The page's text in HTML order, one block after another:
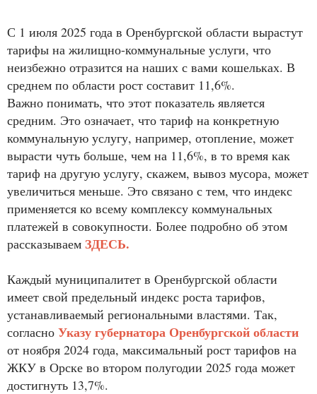
С 1 июля 2025 года в Оренбургской области вырастут
тарифы на жилищно-коммунальные услуги, что
неизбежно отразится на наших с вами кошельках. В
среднем по области рост составит 11,6%.
Важно понимать, что этот показатель является
средним. Это означает, что тариф на конкретную
коммунальную услугу, например, отопление, может
вырасти чуть больше, чем на 11,6%, в то время как
тариф на другую услугу, скажем, вывоз мусора, может
увеличиться меньше. Это связано с тем, что индекс
применяется ко всему комплексу коммунальных
платежей в совокупности. Более подробно об этом
рассказываем ЗДЕСЬ.
Каждый муниципалитет в Оренбургской области
имеет свой предельный индекс роста тарифов,
устанавливаемый региональными властями. Так,
согласно Указу губернатора Оренбургской области
от ноября 2024 года, максимальный рост тарифов на
ЖКУ в Орске во втором полугодии 2025 года может
достигнуть 13,7%.